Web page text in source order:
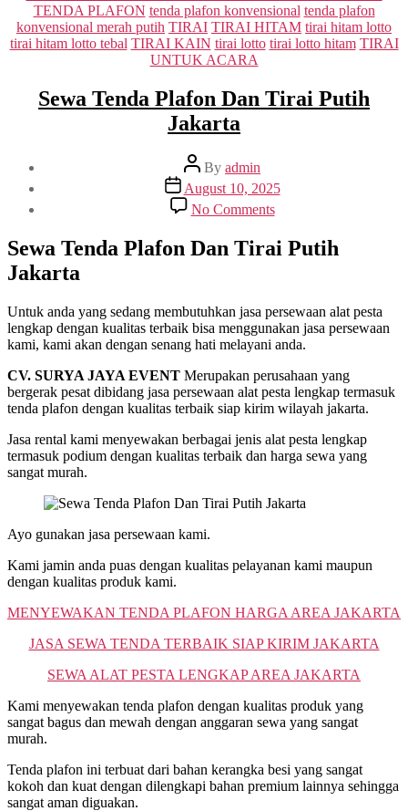
TENDA PLAFON tenda plafon konvensional tenda plafon
konvensional merah putih TIRAI TIRAI HITAM tirai hitam lotto
tirai hitam lotto tebal TIRAI KAIN tirai lotto tirai lotto hitam TIRAI
UNTUK ACARA
Sewa Tenda Plafon Dan Tirai Putih
Jakarta
Post
author
By admin
Post
date
August 10, 2025
No Commentson
Sewa
Tenda
Plafon
Jakarta
Sewa Tenda Plafon Dan Tirai Putih
Jakarta
Untuk anda yang sedang membutuhkan jasa persewaan alat pesta
lengkap dengan kualitas terbaik bisa menggunakan jasa persewaan
kami, kami akan dengan senang hati melayani anda.
CV. SURYA JAYA EVENT Merupakan perusahaan yang
bergerak pesat dibidang jasa persewaan alat pesta lengkap termasuk
tenda plafon dengan kualitas terbaik siap kirim wilayah jakarta.
Jasa rental kami menyewakan berbagai jenis alat pesta lengkap
termasuk podium dengan kualitas terbaik dan harga sewa yang
sangat murah.
Ayo gunakan jasa persewaan kami.
Kami jamin anda puas dengan kualitas pelayanan kami maupun
dengan kualitas produk kami.
MENYEWAKAN TENDA PLAFON HARGA AREA JAKARTA
JASA SEWA TENDA TERBAIK SIAP KIRIM JAKARTA
SEWA ALAT PESTA LENGKAP AREA JAKARTA
Kami menyewakan tenda plafon dengan kualitas produk yang
sangat bagus dan mewah dengan anggaran sewa yang sangat
murah.
Tenda plafon ini terbuat dari bahan kerangka besi yang sangat
kokoh dan kuat dengan dilengkapi bahan premium lainnya sehingga
sangat aman diguakan.